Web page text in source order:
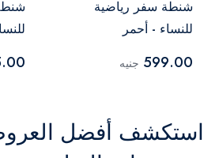
شنطة سفر رياضية
للنساء - أحمر
599.00 جنيه
استكشف أفضل